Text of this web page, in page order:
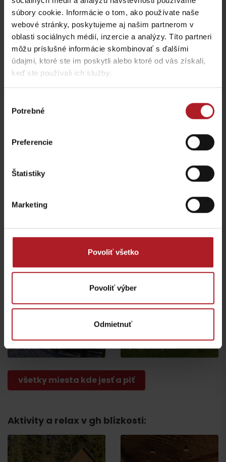
súbory cookie. Informácie o tom, ako používate naše
webové stránky, poskytujeme aj našim partnerom v
oblasti sociálnych médií, inzercie a analýzy. Títo partneri
môžu príslušné informácie skombinovať s ďalšími
údajmi, ktoré ste im poskytli alebo ktoré od vás získali,
keď ste používali ich služby.
súhlasu
Potrebné
Preferencie
Štatistiky
Marketing
Povoliť všetko
Povoliť výber
Odmietnuť
Kde jesť a piť v blízkosti:
Liptovský Ján
Koliba Strachanovka
Liptovský Ján
Reštaurácia
Liptovský Ján
všetky miesta kde jesť a piť
Aktivity a relax v gh blízkosti: